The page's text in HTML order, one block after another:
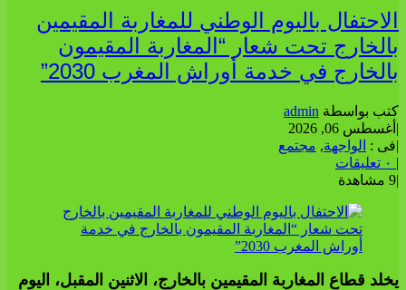
الاحتفال باليوم الوطني للمغاربة المقيمين
بالخارج تحت شعار “المغاربة المقيمون
بالخارج في خدمة أوراش المغرب 2030”
كتب بواسطة admin
| أغسطس 06, 2026
|فى : الواجهة, مجتمع
|
|9 مشاهدة
يخلد قطاع المغاربة المقيمين بالخارج، الاثنين المقبل، اليوم